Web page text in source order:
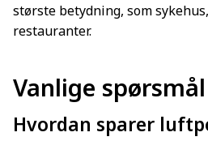
største betydning, som
restauranter.
Vanlige spørsmål
Hvordan sparer